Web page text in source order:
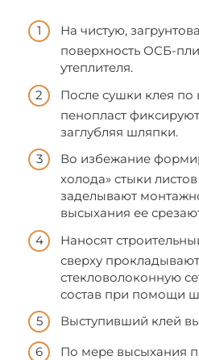
На чистую,
поверхность ОСБ-
утеплителя.
После сушки клея по
пенопласт
заглубляя шляпки.
Во избежание
холода» стыки
заделывают
высыхания ее
Наносят
сверху
стекловолоконную
состав при помощи
Выступивший клей
По мере высыхания